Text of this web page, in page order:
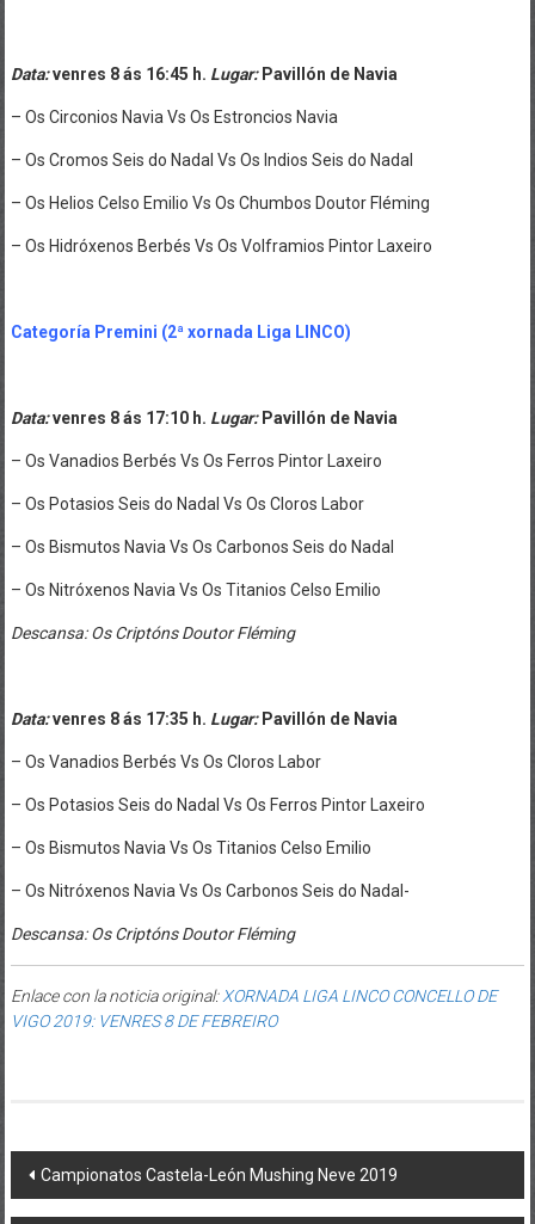
Data:venres 8 ás 16:45 h. Lugar: Pavillón de Navia
– Os Circonios Navia Vs Os Estroncios Navia
– Os Cromos Seis do Nadal Vs Os Indios Seis do Nadal
– Os Helios Celso Emilio Vs Os Chumbos Doutor Fléming
– Os Hidróxenos Berbés Vs Os Volframios Pintor Laxeiro
Categoría Premini (2ª xornada Liga LINCO)
Data:venres 8 ás 17:10 h. Lugar: Pavillón de Navia
– Os Vanadios Berbés Vs Os Ferros Pintor Laxeiro
– Os Potasios Seis do Nadal Vs Os Cloros Labor
– Os Bismutos Navia Vs Os Carbonos Seis do Nadal
– Os Nitróxenos Navia Vs Os Titanios Celso Emilio
Descansa: Os Criptóns Doutor Fléming
Data:venres 8 ás 17:35 h. Lugar: Pavillón de Navia
– Os Vanadios Berbés Vs Os Cloros Labor
– Os Potasios Seis do Nadal Vs Os Ferros Pintor Laxeiro
– Os Bismutos Navia Vs Os Titanios Celso Emilio
– Os Nitróxenos Navia Vs Os Carbonos Seis do Nadal-
Descansa: Os Criptóns Doutor Fléming
Enlace con la noticia original:XORNADA LIGA LINCO CONCELLO DE
VIGO 2019: VENRES 8 DE FEBREIRO
Post navigation
Campionatos Castela-León Mushing Neve 2019